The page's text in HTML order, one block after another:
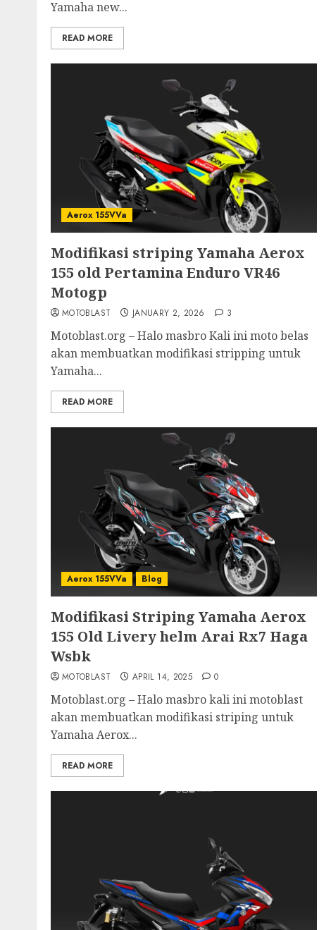
Yamaha new...
READ MORE
Aerox 155VVa
Modifikasi striping Yamaha Aerox
155 old Pertamina Enduro VR46
Motogp
MOTOBLAST JANUARY 2, 2026 3
Motoblast.org – Halo masbro Kali ini moto belas
akan membuatkan modifikasi stripping untuk
Yamaha...
READ MORE
Aerox 155VVa Blog
Modifikasi Striping Yamaha Aerox
155 Old Livery helm Arai Rx7 Haga
Wsbk
MOTOBLAST APRIL 14, 2025 0
Motoblast.org – Halo masbro kali ini motoblast
akan membuatkan modifikasi striping untuk
Yamaha Aerox...
READ MORE